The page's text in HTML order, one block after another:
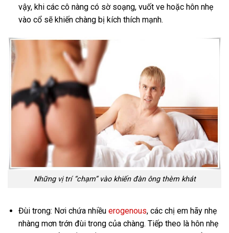
vậy, khi các cô nàng có sờ soạng, vuốt ve hoặc hôn nhẹ
vào cổ sẽ khiến chàng bị kích thích mạnh.
Những vị trí “chạm” vào khiến đàn ông thèm khát
Đùi trong: Nơi chứa nhiều erogenous, các chị em hãy nhẹ
nhàng mơn trớn đùi trong của chàng. Tiếp theo là hôn nhẹ